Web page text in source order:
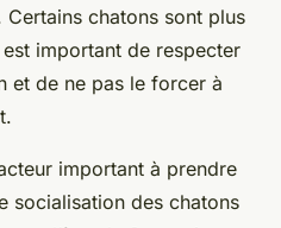
chatons sont plus
important de respecter
et de ne pas le forcer à
important à prendre
socialisation des chatons